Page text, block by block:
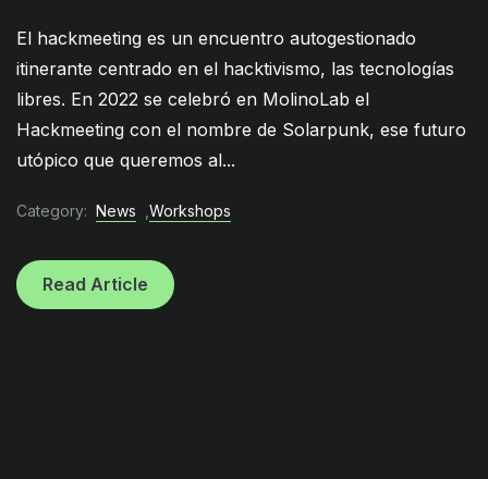
El hackmeeting es un encuentro autogestionado
itinerante centrado en el hacktivismo, las tecnologías
libres. En 2022 se celebró en MolinoLab el
Hackmeeting con el nombre de Solarpunk, ese futuro
utópico que queremos al...
Category: News Workshops
Read Article